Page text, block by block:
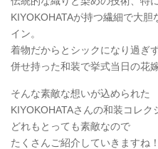
KIYOKOHATAが持つ繊細で大
イン。
着物だからとシックになり過ぎ
併せ持った和装で挙式当日の花
そんな素敵な想いが込められた
KIYOKOHATAさんの和装コレク
どれもとっても素敵なので
たくさんご紹介していきますね！